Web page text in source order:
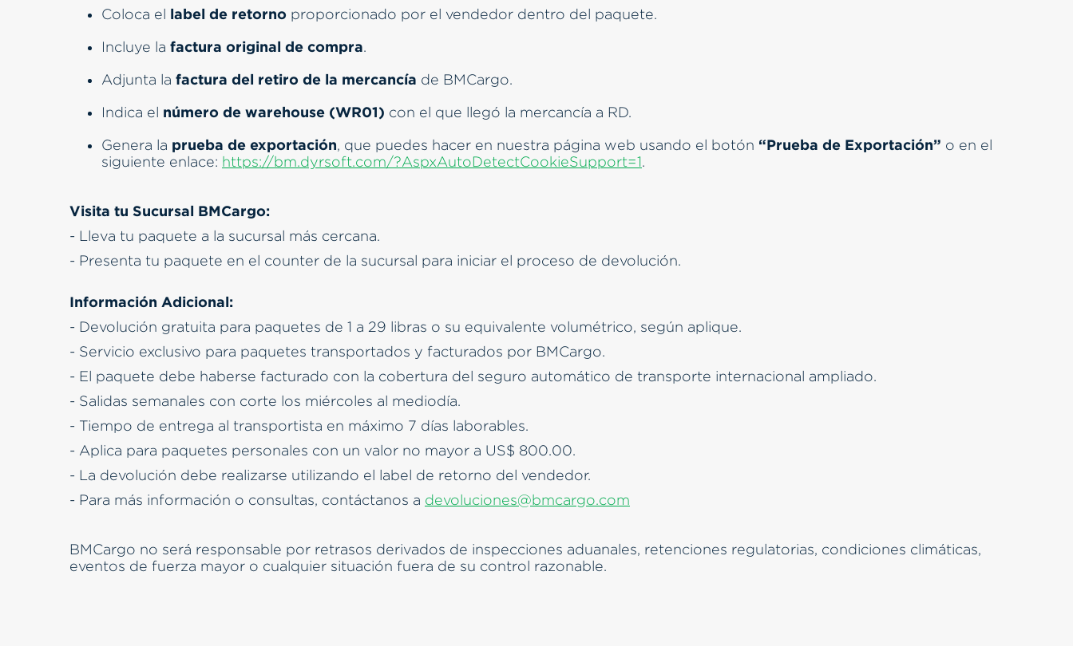
Coloca el label de retorno proporcionado por el vendedor dentro del paquete.
Incluye la factura original de compra.
Adjunta la factura del retiro de la mercancía de BMCargo.
Indica el número de warehouse (WR01) con el que llegó la mercancía a RD.
Genera la prueba de exportación, que puedes hacer en nuestra página web usando el botón “Prueba de Exportación” o en el
siguiente enlace: https://bm.dyrsoft.com/?AspxAutoDetectCookieSupport=1.
Visita tu Sucursal BMCargo:
- Lleva tu paquete a la sucursal más cercana.
- Presenta tu paquete en el counter de la sucursal para iniciar el proceso de devolución.
Información Adicional:
- Devolución gratuita para paquetes de 1 a 29 libras o su equivalente volumétrico, según aplique.
- Servicio exclusivo para paquetes transportados y facturados por BMCargo.
- El paquete debe haberse facturado con la cobertura del seguro automático de transporte internacional ampliado.
- Salidas semanales con corte los miércoles al mediodía.
- Tiempo de entrega al transportista en máximo 7 días laborables.
- Aplica para paquetes personales con un valor no mayor a US$ 800.00.
- La devolución debe realizarse utilizando el label de retorno del vendedor.
- Para más información o consultas, contáctanos a devoluciones@bmcargo.com
BMCargo no será responsable por retrasos derivados de inspecciones aduanales, retenciones regulatorias, condiciones climáticas,
eventos de fuerza mayor o cualquier situación fuera de su control razonable.